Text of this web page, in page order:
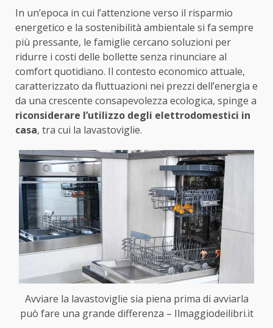
In un’epoca in cui l’attenzione verso il risparmio
energetico e la sostenibilità ambientale si fa sempre
più pressante, le famiglie cercano soluzioni per
ridurre i costi delle bollette senza rinunciare al
comfort quotidiano. Il contesto economico attuale,
caratterizzato da fluttuazioni nei prezzi dell’energia e
da una crescente consapevolezza ecologica, spinge a
riconsiderare l’utilizzo degli elettrodomestici in
casa, tra cui la lavastoviglie.
Avviare la lavastoviglie sia piena prima di avviarla
può fare una grande differenza – Ilmaggiodeilibri.it